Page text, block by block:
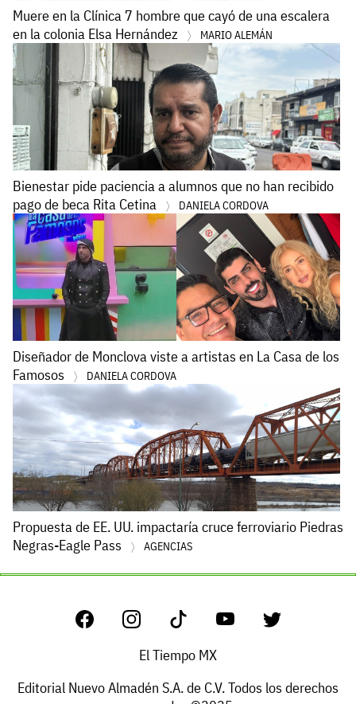
Muere en la Clínica 7 hombre que cayó de una escalera
en la colonia Elsa Hernández
MARIO ALEMÁN
Bienestar pide paciencia a alumnos que no han recibido
pago de beca Rita Cetina
DANIELA CORDOVA
Diseñador de Monclova viste a artistas en La Casa de los
Famosos
DANIELA CORDOVA
Propuesta de EE. UU. impactaría cruce ferroviario Piedras
Negras-Eagle Pass
AGENCIAS
El Tiempo MX
Editorial Nuevo Almadén S.A. de C.V. Todos los derechos